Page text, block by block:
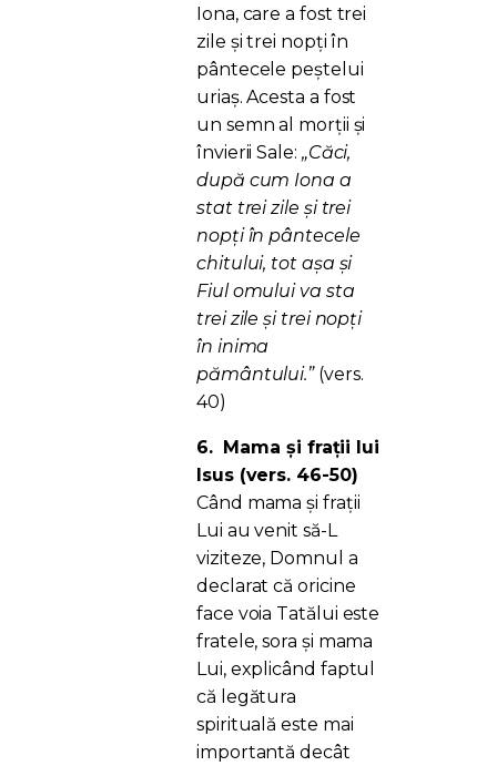
Iona, care a fost trei
zile și trei nopți în
pântecele peștelui
uriaș. Acesta a fost
un semn al morții și
învierii Sale: „Căci,
după cum Iona a
stat trei zile şi trei
nopţi în pântecele
chitului, tot aşa şi
Fiul omului va sta
trei zile şi trei nopţi
în inima
pământului.”(vers.
40)
6. Mama și frații lui
Isus (vers. 46-50)
Când mama și frații
Lui au venit să-L
viziteze, Domnul a
declarat că oricine
face voia Tatălui este
fratele, sora și mama
Lui, explicând faptul
că legătura
spirituală este mai
importantă decât